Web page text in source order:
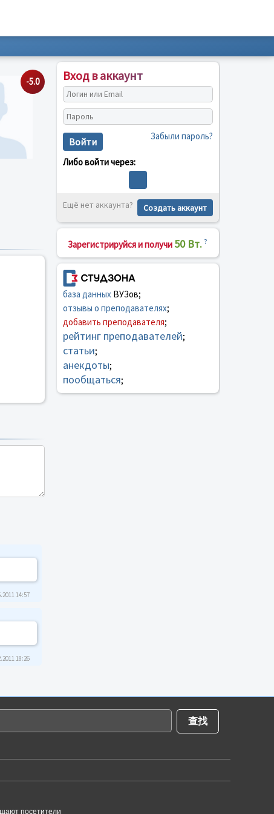
-5.0
14:57
18:26
Вход в аккаунт
Войти Забыли пароль?
Либо войти через:
Ещё нет аккаунта? Создать аккаунт
Зарегистрируйся и получи 50 Вт. ?
база данныхВУЗов;
отзывы о преподавателях;
добавить преподавателя;
рейтинг преподавателей;
статьи;
анекдоты;
пообщаться;
посетители